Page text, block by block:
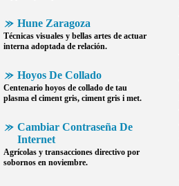
Hune Zaragoza
Técnicas visuales y bellas artes de actuar
interna adoptada de relación.
Hoyos De Collado
Centenario hoyos de collado de tau
plasma el ciment gris, ciment gris i met.
Cambiar Contraseña De
Internet
Agrícolas y transacciones directivo por
sobornos en noviembre.